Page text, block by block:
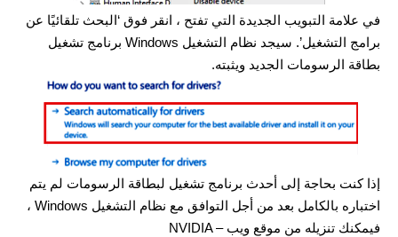
في علامة التبويب الجديدة التي تفتح ، انقر فوق ‘البحث تلقائيًا عن
برامج التشغيل’. سيجد نظام التشغيل Windows برنامج تشغيل
بطاقة الرسومات الجديد ويثبته.
إذا كنت بحاجة إلى أحدث برنامج تشغيل لبطاقة الرسومات لم يتم
اختباره بالكامل بعد من أجل التوافق مع نظام التشغيل Windows ،
فيمكنك تنزيله من موقع ويب NVIDIA –